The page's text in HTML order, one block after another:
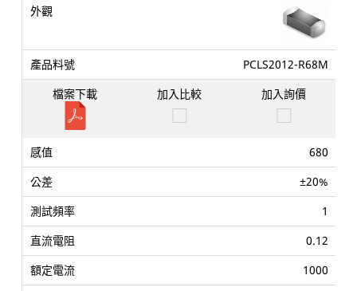
PCLS2012-R68M
680
±20%
1
0.12
1000